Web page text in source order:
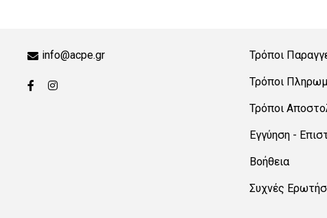
info@acpe.gr Τρόποι
Τρόποι
Τρόποι
Εγγύηση -
Βοήθεια
Συχνές